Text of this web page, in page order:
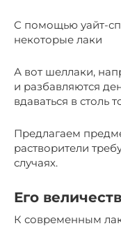
С помощью уайт-
некоторые лаки
А вот шеллаки,
и разбавляются
вдаваться в столь
Предлагаем
растворители
случаях.
Его
К современным